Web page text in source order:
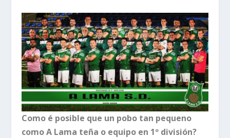
Como é posible que un pobo tan pequeno
como A Lama teña o equipo en 1º división?